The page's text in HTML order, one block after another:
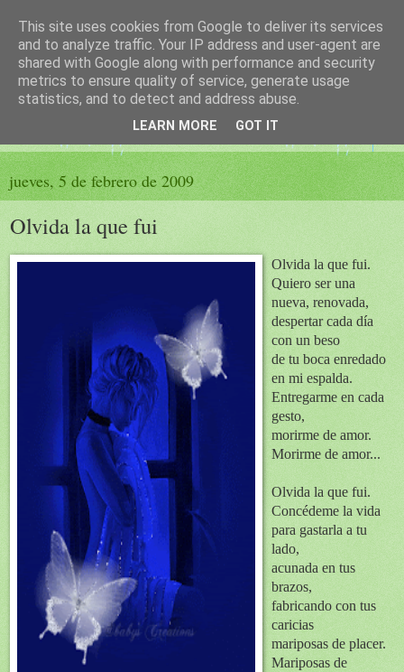
El sueño de las palabras
PÁGINA LITERARIA DE FELISA MORENO
jueves, 5 de febrero de 2009
Olvida la que fui
Olvida la que fui.
Quiero ser una
nueva, renovada,
despertar cada día
con un beso
de tu boca enredado
en mi espalda.
Entregarme en cada
gesto,
morirme de amor.
Morirme de amor...
Olvida la que fui.
Concédeme la vida
para gastarla a tu
lado,
acunada en tus
brazos,
fabricando con tus
caricias
mariposas de placer.
Mariposas de
This site uses cookies from Google to deliver its services
and to analyze traffic. Your IP address and user-agent are
shared with Google along with performance and security
metrics to ensure quality of service, generate usage
statistics, and to detect and address abuse.
LEARN MORE GOT IT